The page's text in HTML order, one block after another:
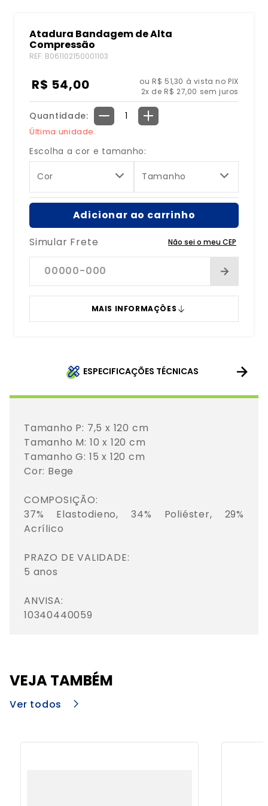
Atadura Bandagem de Alta
Compressão
REF: B061102150001103
R$ 54,00
ou R$ 51,30 à vista no PIX
2x de R$ 27,00 sem juros
Quantidade ＋
－
Última unidade.
Escolha a cor e tamanho:
Cor Tamanho
Adicionar ao carrinho
Simular Frete
Não sei o meu CEP
MAIS INFORMAÇÔES
ESPECIFICAÇÕES TÉCNICAS
Tamanho P: 7,5 x 120 cm
Tamanho M: 10 x 120 cm
Tamanho G: 15 x 120 cm
Cor: Bege
COMPOSIÇÃO:
37% Elastodieno, 34% Poliéster, 29%
Acrílico
PRAZO DE VALIDADE:
5 anos
ANVISA:
10340440059
VEJA TAMBÉM
Ver todos
bolsa
bolsa térmica